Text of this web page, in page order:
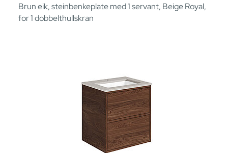
Brun eik, steinbenkeplate med 1 servant, Beige Royal,
for 1 dobbelthullskran